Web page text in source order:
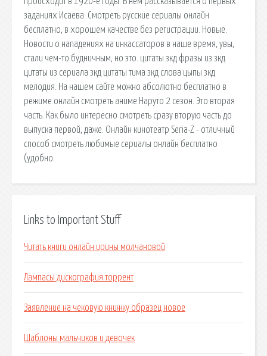
заданиях Исаева. Смотреть русские сериалы онлайн
бесплатно, в хорошем качестве без регистрации. Новые.
Новости о нападениях на инкассаторов в наше время, увы,
стали чем-то будничным, но это. цитаты зкд фразы из зкд
цитаты из сериала зкд цитаты тима зкд слова цыпы зкд
мелодия. На нашем сайте можно абсолютно бесплатно в
режиме онлайн смотреть аниме Наруто 2 сезон. Это вторая
часть. Как было интересно смотреть сразу вторую часть до
выпуска первой, даже. Онлайн кинотеатр Seria-Z - отличный
способ смотреть любимые сериалы онлайн бесплатно
(удобно.
Links to Important Stuff
Читать книги онлайн ирины молчановой
Лампасы дискография торрент
Заявление на чековую книжку образец новое
Шаблоны мальчиков и девочек